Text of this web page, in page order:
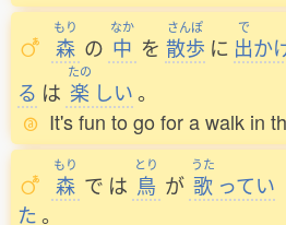
もり
森 の
なか
中 を
さんぽ
散歩 に
で
出か
る は
たの
楽 しい。
It's fun to go for a walk in
もり
森 で は
とり
鳥 が
うた
歌 ってい
た。